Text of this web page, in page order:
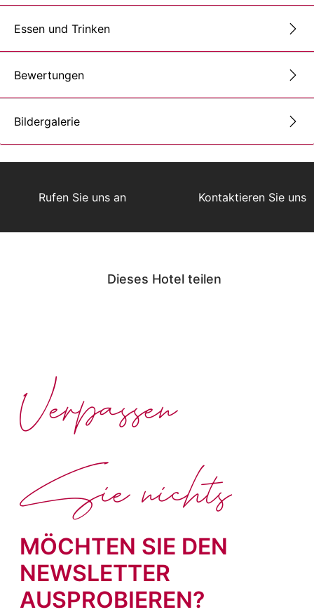
Essen und Trinken
Bewertungen
Bildergalerie
Rufen Sie uns an Kontaktieren Sie uns
Dieses Hotel teilen
MÖCHTEN SIE DEN
NEWSLETTER
AUSPROBIEREN?
Verpassen
Sie nichts